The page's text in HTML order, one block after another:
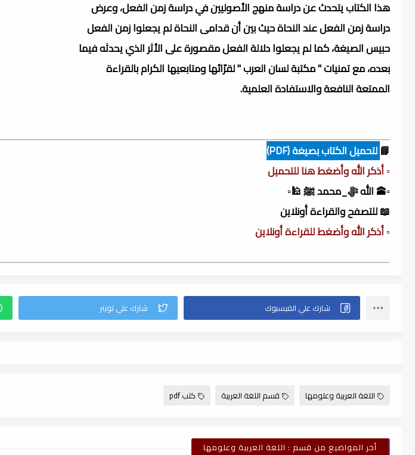
هذا الكتاب يتحدث عن دراسة منهج الأصوليين في دراسة زمن الفعل، وعرض
دراسة زمن الفعل عند النحاة حيث بين أن قدامى النحاة لم يجعلوا زمن الفعل
حبيس الصيغة، كما لم يجعلوا دلالة الفعل مقصورة على الأثر الذي يحدثه فيما
بعده، مع تمنيات " مكتبة لسان العرب " لقرّائها ومتابعيها الكرام بالقراءة
الممتعة النافعة والاستفادة العلمية.
📘لتحميل الكتاب بصيغة (PDF)
▫️ أذكر الله وأضغط هنا للتحميل
▫️🕋 الله ﷻ_محمد ﷺ 🕌▫️
📖 للتصفح والقراءة أونلاين
▫️ أذكر الله وأضغط للقراءة أونلاين
اللغة العربية وعلومها قسم اللغة العربية كتب pdf
أخر المواضيع من قسم : اللغة العربية وعلومها